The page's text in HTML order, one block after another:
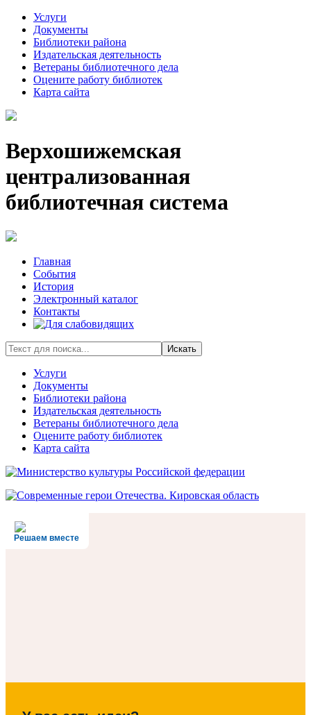
Услуги
Документы
Библиотеки района
Издательская деятельность
Ветераны библиотечного дела
Оцените работу библиотек
Карта сайта
Верхошижемская
централизованная
библиотечная система
Главная
События
История
Электронный каталог
Контакты
Искать
Услуги
Документы
Библиотеки района
Издательская деятельность
Ветераны библиотечного дела
Оцените работу библиотек
Карта сайта
Решаем вместе